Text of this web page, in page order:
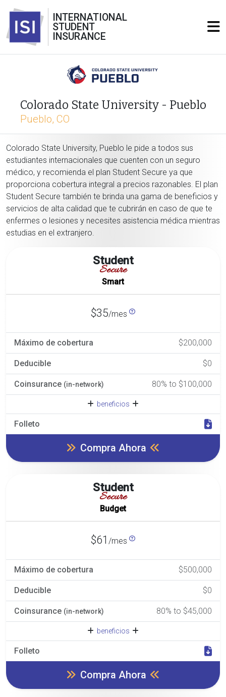
INTERNATIONAL
STUDENT
INSURANCE
Colorado State University - Pueblo
Pueblo, CO
Colorado State University, Pueblo le pide a todos sus
estudiantes internacionales que cuenten con un seguro
médico, y recomienda el plan Student Secure ya que
proporciona cobertura integral a precios razonables. El plan
Student Secure también te brinda una gama de beneficios y
servicios de alta calidad que te cubrirán en caso de que te
enfermes o lesiones y necesites asistencia médica mientras
estudias en el extranjero.
Student
Secure
Smart
$35/mes
Máximo de cobertura $200,000
Deducible $0
Coinsurance (in-network) 80% to $100,000
beneficios
Folleto
Compra Ahora
Student
Secure
Budget
$61 /mes
Máximo de cobertura $500,000
Deducible $0
Coinsurance (in-network) 80% to $45,000
beneficios
Folleto
Compra Ahora